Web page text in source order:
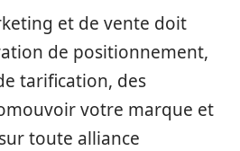
et de vente doit
de positionnement,
tarification, des
votre marque et
toute alliance